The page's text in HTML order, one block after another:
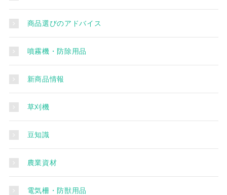
商品選びのアドバイス
噴霧機・防除用品
新商品情報
草刈機
豆知識
農業資材
電気柵・防獣用品